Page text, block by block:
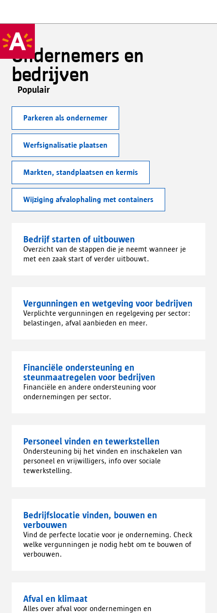
Ondernemers en
bedrijven
Populair
Parkeren als ondernemer
Werfsignalisatie plaatsen
Markten, standplaatsen en kermis
Wijziging afvalophaling met containers
Bedrijf starten of uitbouwen
Overzicht van de stappen die je neemt wanneer je
met een zaak start of verder uitbouwt.
Vergunningen en wetgeving voor bedrijven
Verplichte vergunningen en regelgeving per sector:
belastingen, afval aanbieden en meer.
Financiële ondersteuning en
steunmaatregelen voor bedrijven
Financiële en andere ondersteuning voor
ondernemingen per sector.
Personeel vinden en tewerkstellen
Ondersteuning bij het vinden en inschakelen van
personeel en vrijwilligers, info over sociale
tewerkstelling.
Bedrijfslocatie vinden, bouwen en
verbouwen
Vind de perfecte locatie voor je onderneming. Check
welke vergunningen je nodig hebt om te bouwen of
verbouwen.
Afval en klimaat
Alles over afval voor ondernemingen en